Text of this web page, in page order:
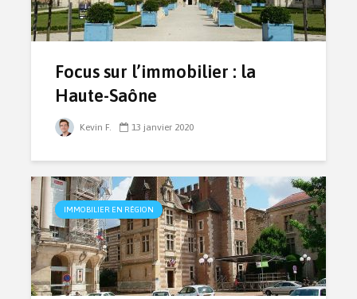
Focus sur l’immobilier : la
Haute-Saône
Kevin F. 13 janvier 2020
IMMOBILIER EN RÉGION